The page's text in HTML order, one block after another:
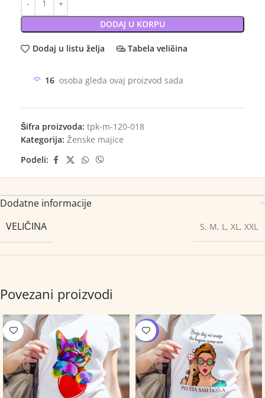
DODAJ U KORPU
Dodaj u listu želja Tabela veličina
16 osoba gleda ovaj proizvod sada
Šifra proizvoda: tpk-m-120-018
Kategorija: Ženske majice
Podeli:
Dodatne informacije
VELIČINA
S, M, L , XL , XXL
Povezani proizvodi
-12%